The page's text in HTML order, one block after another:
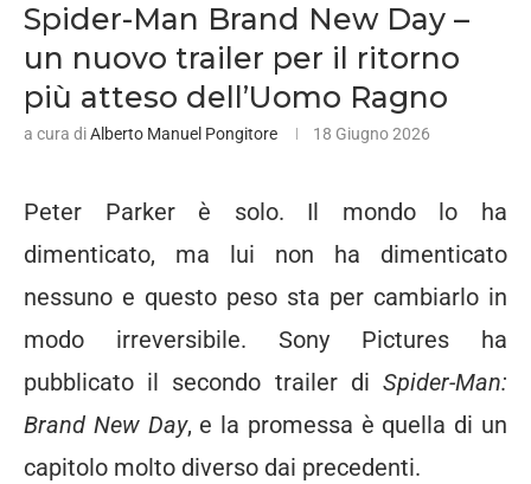
Spider-Man Brand New Day –
un nuovo trailer per il ritorno
più atteso dell’Uomo Ragno
a cura diAlberto Manuel Pongitore 18 Giugno 2026
Peter Parker è solo. Il mondo lo ha
dimenticato, ma lui non ha dimenticato
nessuno e questo peso sta per cambiarlo in
modo irreversibile. Sony Pictures ha
pubblicato il secondo trailer di Spider-Man:
Brand New Day, e la promessa è quella di un
capitolo molto diverso dai precedenti.